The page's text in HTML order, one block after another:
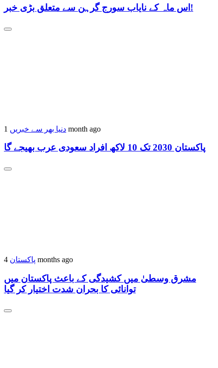
اس ماہ کے نایاب سورج گرہن سے متعلق بڑی خبر!
دنیا بھر سے خبریں 1 month ago
پاکستان 2030 تک 10 لاکھ افراد سعودی عرب بھیجے گا
پاکستان 4 months ago
مشرق وسطیٰ میں کشیدگی کے باعث پاکستان میں
توانائی کا بحران شدت اختیار کر گیا